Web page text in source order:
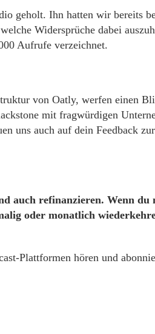
geholt. Ihn hatten wir bereits
Widersprüche dabei
Aufrufe verzeichnet.
von Oatly, werfen einen
mit fragwürdigen
uns auch auf dein Feedback
refinanzieren. Wenn du
oder monatlich
Plattformen hören und